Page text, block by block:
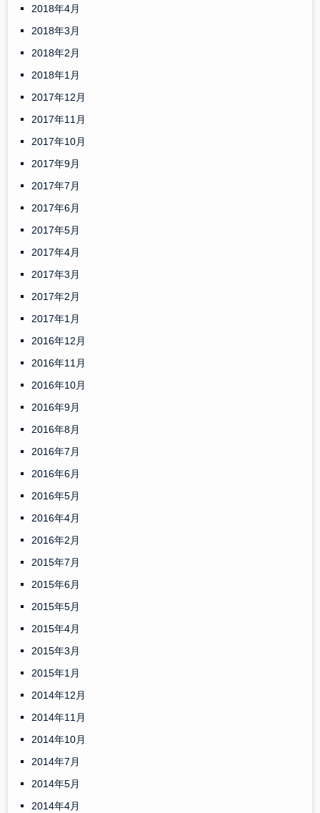
2018年4月
2018年3月
2018年2月
2018年1月
2017年12月
2017年11月
2017年10月
2017年9月
2017年7月
2017年6月
2017年5月
2017年4月
2017年3月
2017年2月
2017年1月
2016年12月
2016年11月
2016年10月
2016年9月
2016年8月
2016年7月
2016年6月
2016年5月
2016年4月
2016年2月
2015年7月
2015年6月
2015年5月
2015年4月
2015年3月
2015年1月
2014年12月
2014年11月
2014年10月
2014年7月
2014年5月
2014年4月